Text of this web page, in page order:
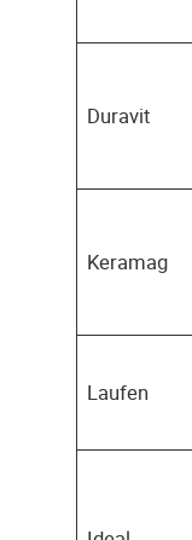
Duravit
Keramag
Laufen